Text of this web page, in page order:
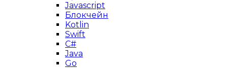
Javascript
Блокчейн
Kotlin
Swift
C#
Java
Go